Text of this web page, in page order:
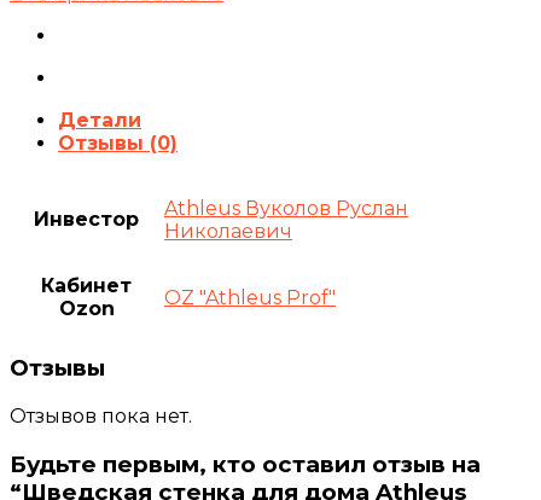
Детали
Отзывы (0)
Инвестор
Athleus Вуколов Руслан
Николаевич
Кабинет
Ozon
OZ "Athleus Prof"
Отзывы
Отзывов пока нет.
Будьте первым, кто оставил отзыв на
“Шведская стенка для дома Athleus